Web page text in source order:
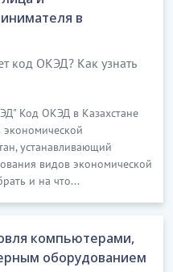
в
код ОКЭД? Как узнать
Код ОКЭД в Казахстане
устанавливающий
видов экономической
и на что...
компьютерами,
оборудованием